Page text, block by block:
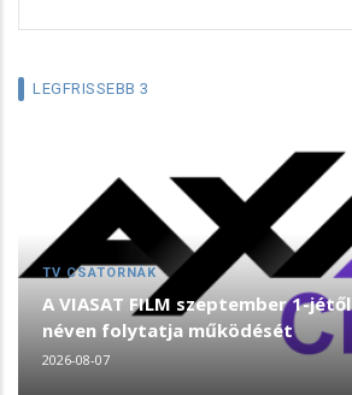
LEGFRISSEBB 3
TV CSATORNÁK
A VIASAT FILM szeptember 1-
néven folytatja működését
2026-08-07